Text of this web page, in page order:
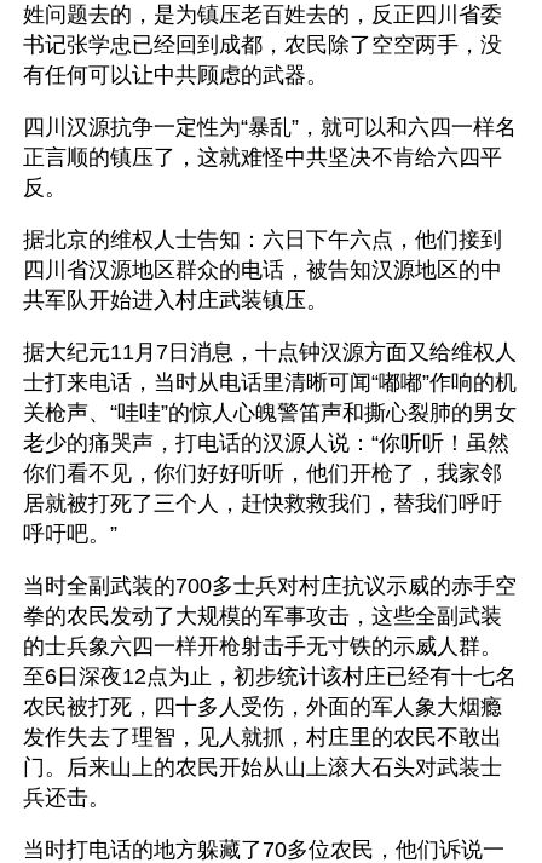
姓问题去的，是为镇压老百姓去的，反正四川省委
书记张学忠已经回到成都，农民除了空空两手，没
有任何可以让中共顾虑的武器。
四川汉源抗争一定性为“暴乱”，就可以和六四一样名
正言顺的镇压了，这就难怪中共坚决不肯给六四平
反。
据北京的维权人士告知：六日下午六点，他们接到
四川省汉源地区群众的电话，被告知汉源地区的中
共军队开始进入村庄武装镇压。
据大纪元11月7日消息，十点钟汉源方面又给维权人
士打来电话，当时从电话里清晰可闻“嘟嘟”作响的机
关枪声、“哇哇”的惊人心魄警笛声和撕心裂肺的男女
老少的痛哭声，打电话的汉源人说：“你听听！虽然
你们看不见，你们好好听听，他们开枪了，我家邻
居就被打死了三个人，赶快救救我们，替我们呼吁
呼吁吧。”
当时全副武装的700多士兵对村庄抗议示威的赤手空
拳的农民发动了大规模的军事攻击，这些全副武装
的士兵象六四一样开枪射击手无寸铁的示威人群。
至6日深夜12点为止，初步统计该村庄已经有十七名
农民被打死，四十多人受伤，外面的军人象大烟瘾
发作失去了理智，见人就抓，村庄里的农民不敢出
门。后来山上的农民开始从山上滚大石头对武装士
兵还击。
当时打电话的地方躲藏了70多位农民，他们诉说一